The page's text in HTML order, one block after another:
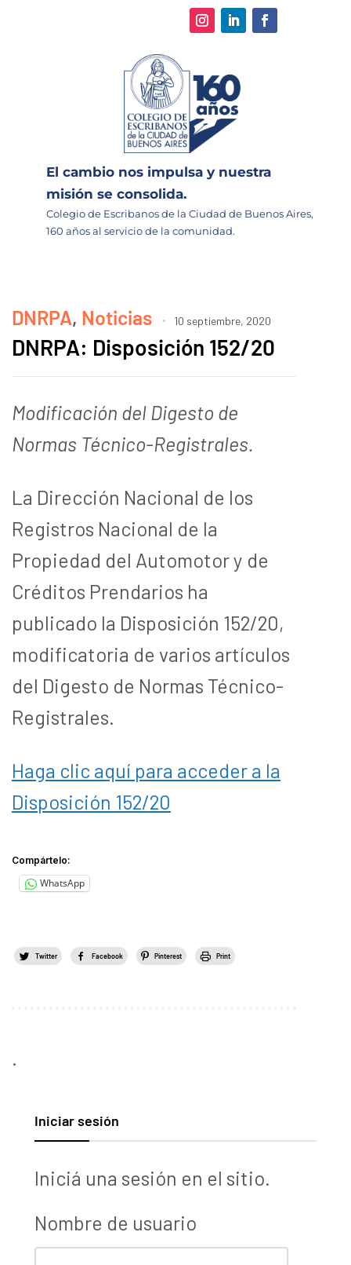
El cambio nos impulsa y nuestra
misión se consolida.
Colegio de Escribanos de la Ciudad de Buenos Aires,
160 años al servicio de la comunidad.
DNRPA, Noticias 10 septiembre, 2020
DNRPA: Disposición 152/20
Modificación del Digesto de
Normas Técnico-Registrales.
La Dirección Nacional de los
Registros Nacional de la
Propiedad del Automotor y de
Créditos Prendarios ha
publicado la Disposición 152/20,
modificatoria de varios artículos
del Digesto de Normas Técnico-
Registrales.
Haga clic aquí para acceder a la
Disposición 152/20
Compártelo:
WhatsApp
Twitter Facebook Pinterest Print
.
Iniciar sesión
Iniciá una sesión en el sitio.
Nombre de usuario